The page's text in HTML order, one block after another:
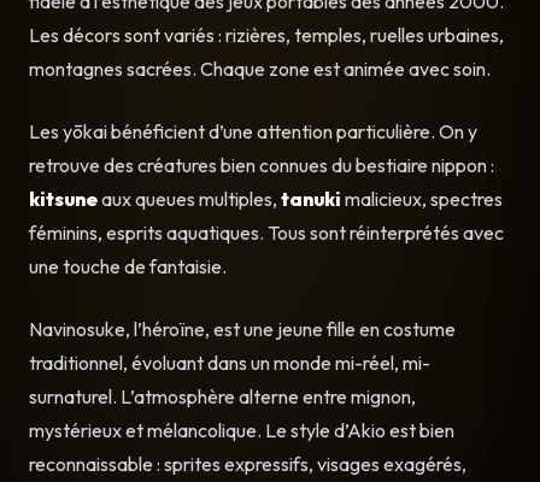
Les décors sont variés : rizières, temples, ruelles urbaines,
montagnes sacrées. Chaque zone est animée avec soin.
Les yōkai bénéficient d’une attention particulière. On y
retrouve des créatures bien connues du bestiaire nippon :
kitsuneaux queues multiples, tanuki malicieux, spectres
féminins, esprits aquatiques. Tous sont réinterprétés avec
une touche de fantaisie.
Navinosuke, l’héroïne, est une jeune fille en costume
traditionnel, évoluant dans un monde mi-réel, mi-
surnaturel. L’atmosphère alterne entre mignon,
mystérieux et mélancolique. Le style d’Akio est bien
reconnaissable : sprites expressifs, visages exagérés,